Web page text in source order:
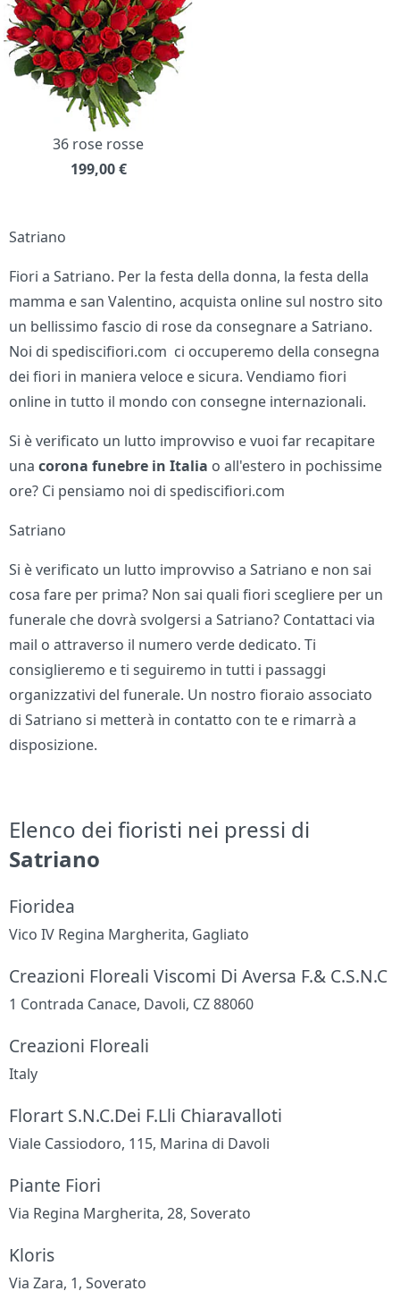
36 rose rosse
199,00 €
Satriano
Fiori a Satriano. Per la festa della donna, la festa della
mamma e san Valentino, acquista online sul nostro sito
un bellissimo fascio di rose da consegnare a Satriano.
Noi di spediscifiori.com ci occuperemo della consegna
dei fiori in maniera veloce e sicura. Vendiamo fiori
online in tutto il mondo con consegne internazionali.
Si è verificato un lutto improvviso e vuoi far recapitare
unacorona funebre in Italia o all'estero in pochissime
ore? Ci pensiamo noi di spediscifiori.com
Satriano
Si è verificato un lutto improvviso a Satriano e non sai
cosa fare per prima? Non sai quali fiori scegliere per un
funerale che dovrà svolgersi a Satriano? Contattaci via
mail o attraverso il numero verde dedicato. Ti
consiglieremo e ti seguiremo in tutti i passaggi
organizzativi del funerale. Un nostro fioraio associato
di Satriano si metterà in contatto con te e rimarrà a
disposizione.
Elenco dei fioristi nei pressi di
Satriano
Fioridea
Vico IV Regina Margherita, Gagliato
Creazioni Floreali Viscomi Di Aversa F.& C.S.N.C
1 Contrada Canace, Davoli, CZ 88060
Creazioni Floreali
Italy
Florart S.N.C.Dei F.Lli Chiaravalloti
Viale Cassiodoro, 115, Marina di Davoli
Piante Fiori
Via Regina Margherita, 28, Soverato
Kloris
Via Zara, 1, Soverato